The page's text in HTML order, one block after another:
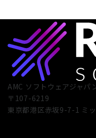
AMC ソフトウェアジャパ
〒107-6219
東京都港区赤坂9-7-1 ミ